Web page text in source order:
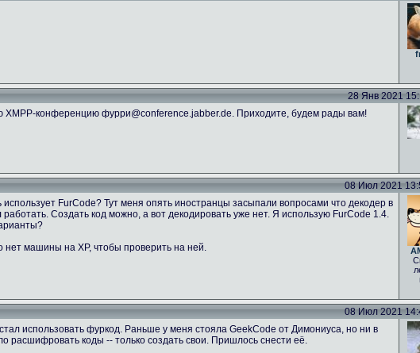
28 Янв 2021
XMPP-конференцию фурри@conference.jabber.de. Приходите, будем рады вам!
08 Июл 2021
использует FurCode? Тут меня опять иностранцы засыпали вопросами что декодер в
Создать код можно, а вот декодировать уже нет. Я использую FurCode 1.4.
нет машины на ХР, чтобы проверить на ней.
08 Июл 2021
использовать фуркод. Раньше у меня стояла GeekCode от Димониуса, но ни в
расшифровать коды -- только создать свои. Пришлось снести её.